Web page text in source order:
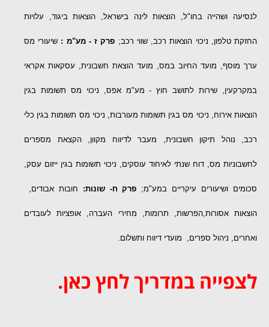
לנסיעה ושהייה בחו"ל, הוצאות לינה בישראל, הוצאות ביגוד, עלויות
החזקת טלפון, ניכוי הוצאות רכב, שווי רכב; פרק ז - מע"מ : שיעורי מס
ערך מוסף, מועד החיוב במס, מועד הוצאת חשבונית, עסקאות אקראי
במקרקעין, שירות לתושב חוץ - מע"מ אפס, ניכוי מס תשומות בגין
הוצאות אירוח, ניכוי מס בגין תשומות מעורבות, ניכוי מס תשומות בגין כלי
רכב, נוהל תיקון חשבונית, מעבר לדיווח מקוון, הקצאת מספרים
לחשבוניות מס, דוח שנתי לאיחוד עוסקים, ניכוי תשומות בגין ייזום עסק,
סכומים ושיעורים עיקריים במע"מ; פרק ח- שונות: חובות אבודים,
הוצאות אסורות,הפרשות, תרומות, מחירי העברה, אופציות לעובדים
ואחרים, ניהול ספרים, מועדי דיווח ותשלום.
לצפייה במדריך לחץ כאן.